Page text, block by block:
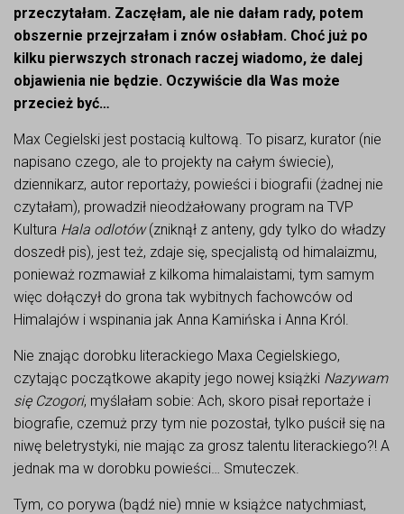
przeczytałam. Zaczęłam, ale nie dałam rady, potem
obszernie przejrzałam i znów osłabłam. Choć już po
kilku pierwszych stronach raczej wiadomo, że dalej
objawienia nie będzie. Oczywiście dla Was może
przecież być…
Max Cegielski jest postacią kultową. To pisarz, kurator (nie
napisano czego, ale to projekty na całym świecie),
dziennikarz, autor reportaży, powieści i biografii (żadnej nie
czytałam), prowadził nieodżałowany program na TVP
Kultura Hala odlotów(zniknął z anteny, gdy tylko do władzy
doszedł pis), jest też, zdaje się, specjalistą od himalaizmu,
ponieważ rozmawiał z kilkoma himalaistami, tym samym
więc dołączył do grona tak wybitnych fachowców od
Himalajów i wspinania jak Anna Kamińska i Anna Król.
Nie znając dorobku literackiego Maxa Cegielskiego,
czytając początkowe akapity jego nowej książki Nazywam
się Czogori, myślałam sobie: Ach, skoro pisał reportaże i
biografie, czemuż przy tym nie pozostał, tylko puścił się na
niwę beletrystyki, nie mając za grosz talentu literackiego?! A
jednak ma w dorobku powieści… Smuteczek.
Tym, co porywa (bądź nie) mnie w książce natychmiast,